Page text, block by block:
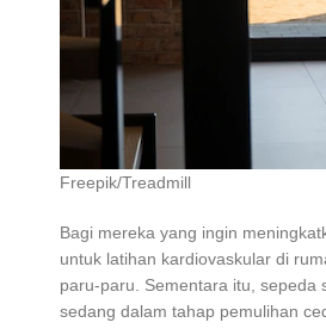
Freepik/Treadmill
Bagi mereka yang ingin
untuk latihan kardiovaskular di
paru-paru. Sementara itu, sepeda
sedang dalam tahap pemulihan